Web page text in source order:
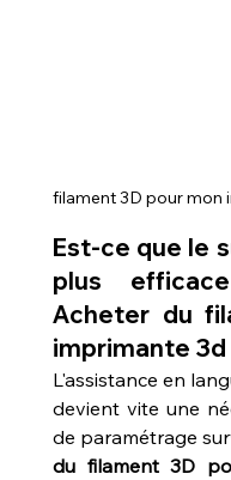
filament 3D pour mon
Est-ce que le
plus
Acheter du
imprimante 3d
L'assistance en
devient vite une
de paramétrage
du filament 3D